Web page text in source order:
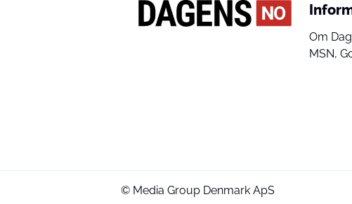
Om
MSN,
© Media Group Denmark ApS